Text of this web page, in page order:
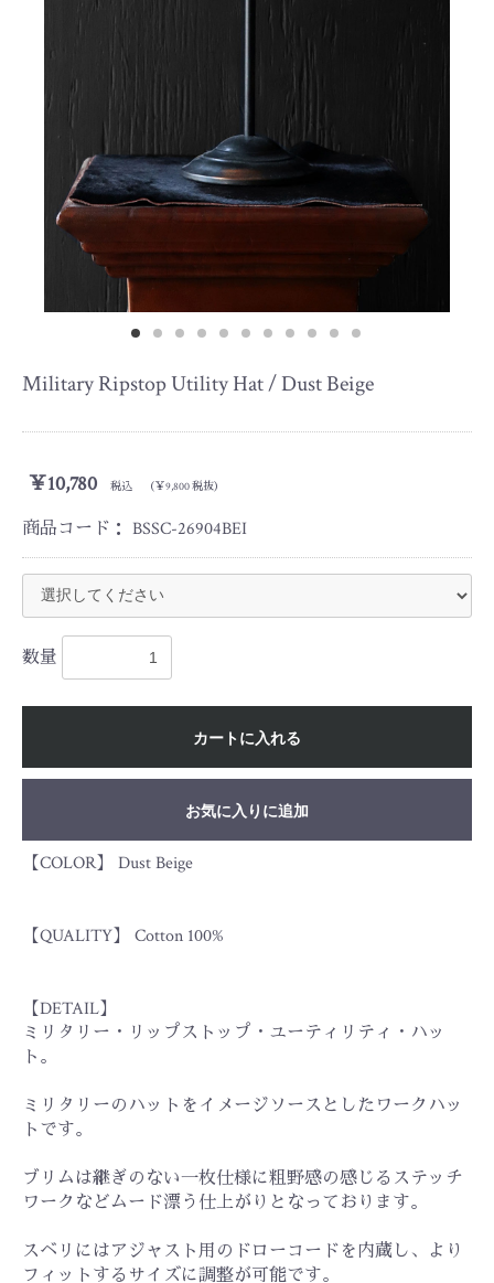
Military Ripstop Utility Hat / Dust Beige
￥10,780 税込 （￥9,800 税抜）
商品コード： BSSC-26904BEI
数量
カートに入れる
お気に入りに追加
【COLOR】 Dust Beige
【QUALITY】 Cotton 100%
【DETAIL】
ミリタリー・リップストップ・ユーティリティ・ハッ
ト。
ミリタリーのハットをイメージソースとしたワークハッ
トです。
ブリムは継ぎのない一枚仕様に粗野感の感じるステッチ
ワークなどムード漂う仕上がりとなっております。
スベリにはアジャスト用のドローコードを内蔵し、より
フィットするサイズに調整が可能です。